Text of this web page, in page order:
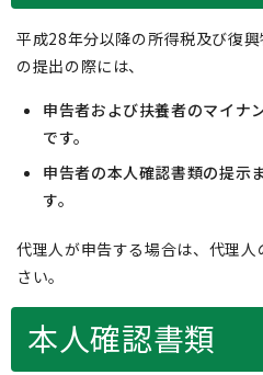
平成28年分以降の所得税及び復
の提出の際には、
申告者および扶養者のマイナ
です。
申告者の本人確認書類の提示
す。
代理人が申告する場合は、代理
さい。
本人確認書類